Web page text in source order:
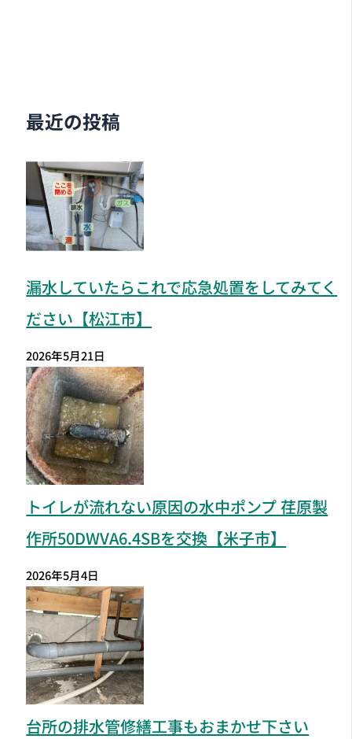
最近の投稿
漏水していたらこれで応急処置をしてみてく
ださい【松江市】
2026年5月21日
トイレが流れない原因の水中ポンプ 荏原製
作所50DWVA6.4SBを交換【米子市】
2026年5月4日
台所の排水管修繕工事もおまかせ下さい